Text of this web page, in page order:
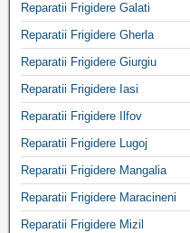
Reparatii Frigidere Galati
Reparatii Frigidere Gherla
Reparatii Frigidere Giurgiu
Reparatii Frigidere Iasi
Reparatii Frigidere Ilfov
Reparatii Frigidere Lugoj
Reparatii Frigidere Mangalia
Reparatii Frigidere Maracineni
Reparatii Frigidere Mizil